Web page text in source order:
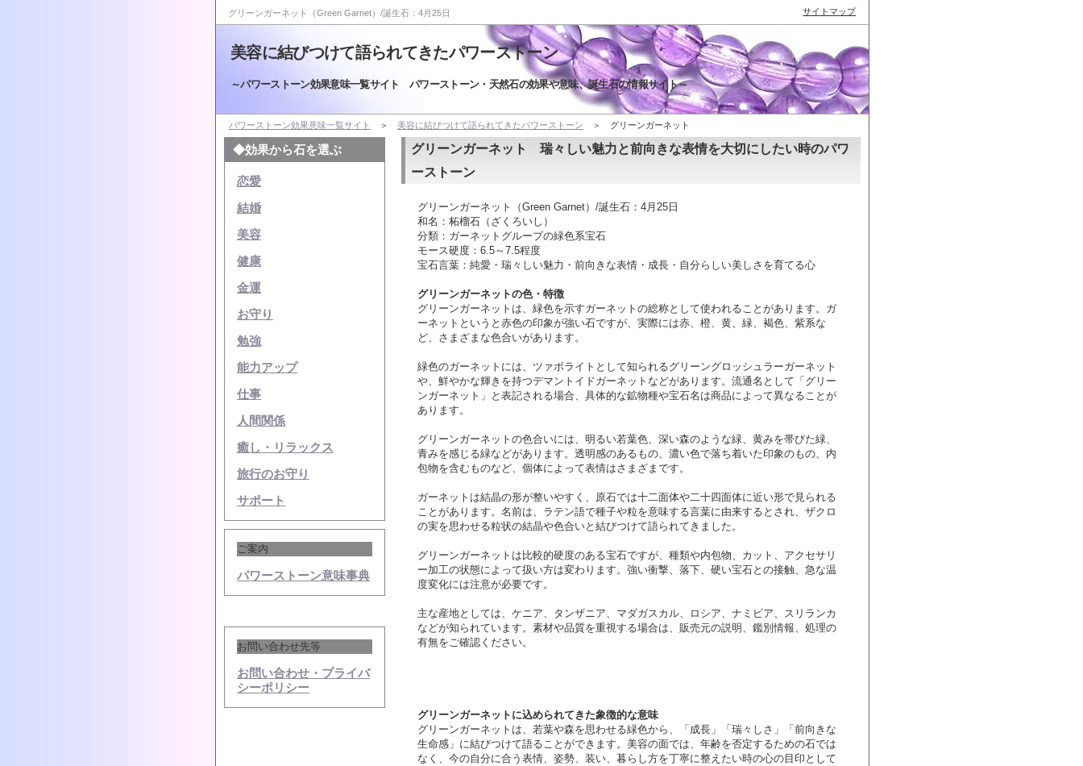
グリーンガーネット（Green Garnet）/誕生石：4月25日
美容に結びつけて語られてきたパワーストーン
～パワーストーン効果意味一覧サイト パワーストーン・天然石の効果や意味、誕生石の情報サイト～
パワーストーン効果意味一覧サイト ＞ 美容に結びつけて語られてきたパワーストーン ＞ グリーンガーネット
◆効果から石を選ぶ
恋愛
結婚
美容
健康
金運
お守り
勉強
能力アップ
仕事
人間関係
癒し・リラックス
旅行のお守り
サポート
ご案内
パワーストーン意味事典
お問い合わせ先等
お問い合わせ・プライバ
シーポリシー
グリーンガーネット 瑞々しい魅力と前向きな表情を大切にしたい時のパワ
ーストーン
グリーンガーネット（Green Garnet）/誕生石：4月25日
和名：柘榴石（ざくろいし）
分類：ガーネットグループの緑色系宝石
モース硬度：6.5～7.5程度
宝石言葉：純愛・瑞々しい魅力・前向きな表情・成長・自分らしい美しさを育てる心
グリーンガーネットの色・特徴
グリーンガーネットは、緑色を示すガーネットの総称として使われることがあります。ガ
ーネットというと赤色の印象が強い石ですが、実際には赤、橙、黄、緑、褐色、紫系な
ど、さまざまな色合いがあります。
緑色のガーネットには、ツァボライトとして知られるグリーングロッシュラーガーネット
や、鮮やかな輝きを持つデマントイドガーネットなどがあります。流通名として「グリー
ンガーネット」と表記される場合、具体的な鉱物種や宝石名は商品によって異なることが
あります。
グリーンガーネットの色合いには、明るい若葉色、深い森のような緑、黄みを帯びた緑、
青みを感じる緑などがあります。透明感のあるもの、濃い色で落ち着いた印象のもの、内
包物を含むものなど、個体によって表情はさまざまです。
ガーネットは結晶の形が整いやすく、原石では十二面体や二十四面体に近い形で見られる
ことがあります。名前は、ラテン語で種子や粒を意味する言葉に由来するとされ、ザクロ
の実を思わせる粒状の結晶や色合いと結びつけて語られてきました。
グリーンガーネットは比較的硬度のある宝石ですが、種類や内包物、カット、アクセサリ
ー加工の状態によって扱い方は変わります。強い衝撃、落下、硬い宝石との接触、急な温
度変化には注意が必要です。
主な産地としては、ケニア、タンザニア、マダガスカル、ロシア、ナミビア、スリランカ
などが知られています。素材や品質を重視する場合は、販売元の説明、鑑別情報、処理の
有無をご確認ください。
グリーンガーネットに込められてきた象徴的な意味
グリーンガーネットは、若葉や森を思わせる緑色から、「成長」「瑞々しさ」「前向きな
生命感」に結びつけて語ることができます。美容の面では、年齢を否定するための石では
なく、今の自分に合う表情、姿勢、装い、暮らし方を丁寧に整えたい時の心の目印として
サイトマップ